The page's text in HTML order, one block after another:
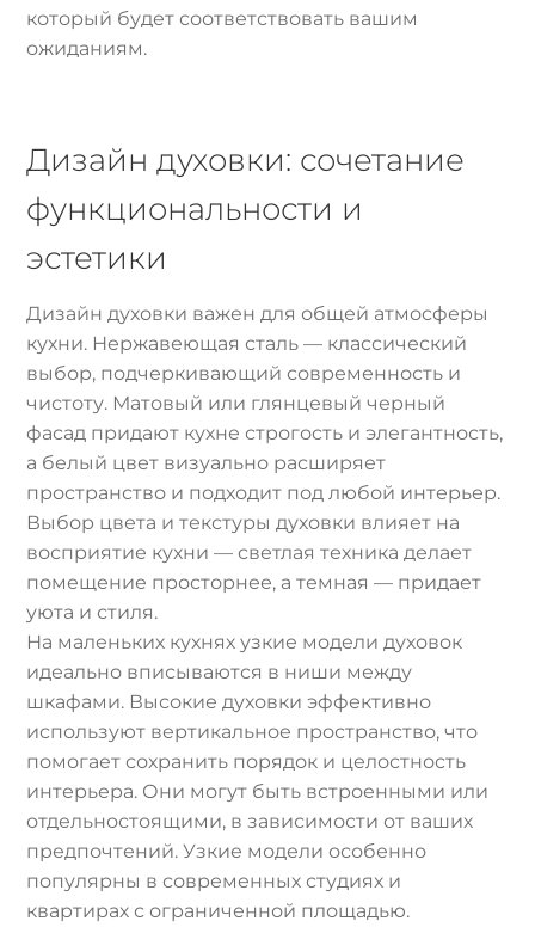
который будет соответствовать вашим
ожиданиям.
Дизайн духовки: сочетание
функциональности и
эстетики
Дизайн духовки важен для общей атмосферы
кухни. Нержавеющая сталь — классический
выбор, подчеркивающий современность и
чистоту. Матовый или глянцевый черный
фасад придают кухне строгость и элегантность,
а белый цвет визуально расширяет
пространство и подходит под любой интерьер.
Выбор цвета и текстуры духовки влияет на
восприятие кухни — светлая техника делает
помещение просторнее, а темная — придает
уюта и стиля.
На маленьких кухнях узкие модели духовок
идеально вписываются в ниши между
шкафами. Высокие духовки эффективно
используют вертикальное пространство, что
помогает сохранить порядок и целостность
интерьера. Они могут быть встроенными или
отдельностоящими, в зависимости от ваших
предпочтений. Узкие модели особенно
популярны в современных студиях и
квартирах с ограниченной площадью.